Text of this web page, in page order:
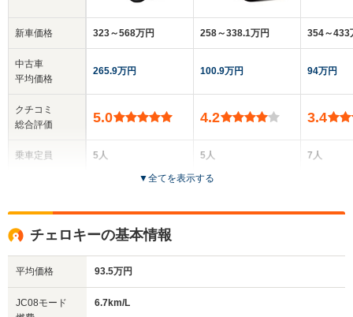
新車価格
中古車
平均価格
クチコミ
総合評価
乗車定員
サイズ
323～568万円
265.9万円
5.0
5人
全高
1.64m～1.67m
1.81m
258～338.1万円
100.9万円
4.2
5人
5ドア
354～433
94万円
3.4
7人
▼全てを表示する
チェロキーの基本情報
平均価格 93.5万円
JC08モード
6.7km/L